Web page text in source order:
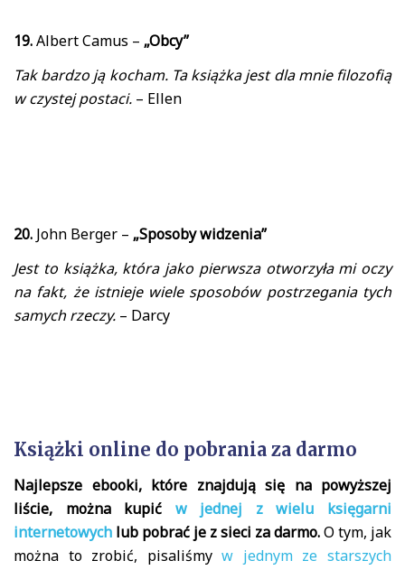
19.Albert Camus – „Obcy”
Tak bardzo ją kocham. Ta książka jest dla mnie filozofią
w czystej postaci. – Ellen
20. John Berger – „Sposoby widzenia”
Jest to książka, która jako pierwsza otworzyła mi oczy
na fakt, że istnieje wiele sposobów postrzegania tych
samych rzeczy. – Darcy
Książki online do pobrania za darmo
Najlepsze ebooki, które znajdują się na powyższej
liście, można kupić w jednej z wielu księgarni
internetowych lub pobrać je z sieci za darmo.O tym, jak
można to zrobić, pisaliśmyw jednym ze starszych